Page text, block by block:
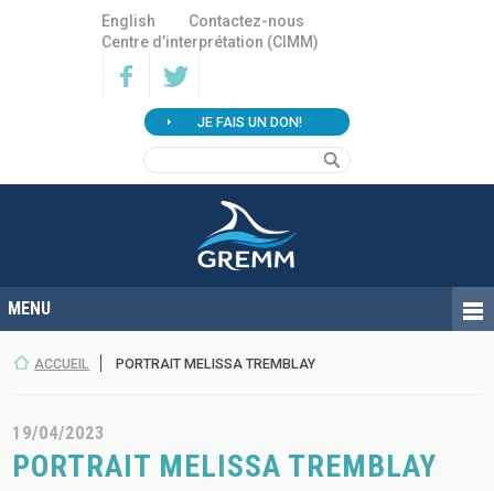
English
Contactez-nous
Centre d’interprétation (CIMM)
JE FAIS UN DON!
ACCUEIL PORTRAIT MELISSA TREMBLAY
19/04/2023
PORTRAIT MELISSA TREMBLAY